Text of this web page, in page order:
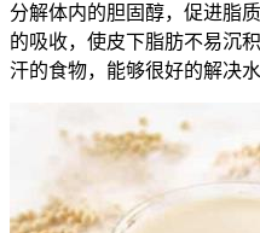
分解体内的胆固醇，促进脂
的吸收，使皮下脂肪不易沉
汗的食物，能够很好的解决水